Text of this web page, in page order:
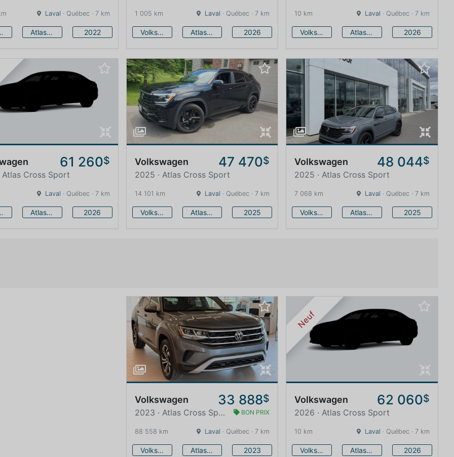
Laval · Québec · 7 km
Atlas Cross Sport 2022
1 005 km Laval · Québec · 7 km
Volkswagen Atlas Cross Sport 2026
10 km Laval · Québec · 7 km
Volkswagen Atlas Cross Sport 2026
61 260$
Atlas Cross Sport
Laval · Québec · 7 km
Atlas Cross Sport 2026
Volkswagen 47 470$
2025 · Atlas Cross Sport
14 101 km Laval · Québec · 7 km
Volkswagen Atlas Cross Sport 2025
Volkswagen 48 044$
2025 · Atlas Cross Sport
7 068 km Laval · Québec · 7 km
Volkswagen Atlas Cross Sport 2025
Volkswagen 33 888$
2023 · Atlas Cross Sport BON PRIX
88 558 km Laval · Québec · 7 km
Volkswagen Atlas Cross Sport 2023
Neuf
Volkswagen 62 060$
2026 · Atlas Cross Sport
10 km Laval · Québec · 7 km
Volkswagen Atlas Cross Sport 2026